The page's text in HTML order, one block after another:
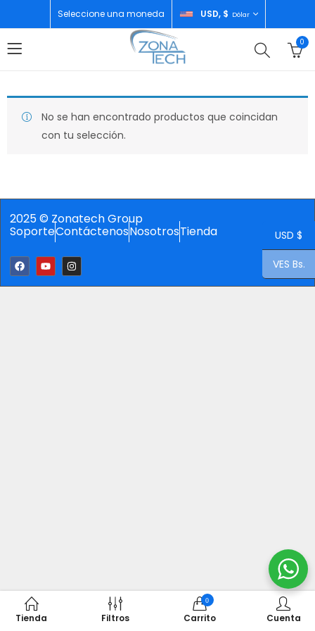
Seleccione una moneda USD, $ Dólar
0
No se han encontrado productos que coincidan
con tu selección.
2025 © Zonatech Group
SoporteContáctenosNosotrosTienda
Tienda Filtros
0
Carrito Cuenta
USD $
VES Bs.